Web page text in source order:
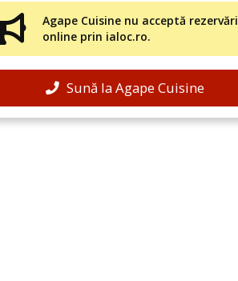
Agape Cuisine nu acceptă rezervări
online prin ialoc.ro.
Sună la Agape Cuisine